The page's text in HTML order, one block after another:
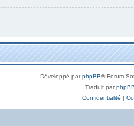
Développé parphpBB® Forum
Traduit par
Confidentialité |